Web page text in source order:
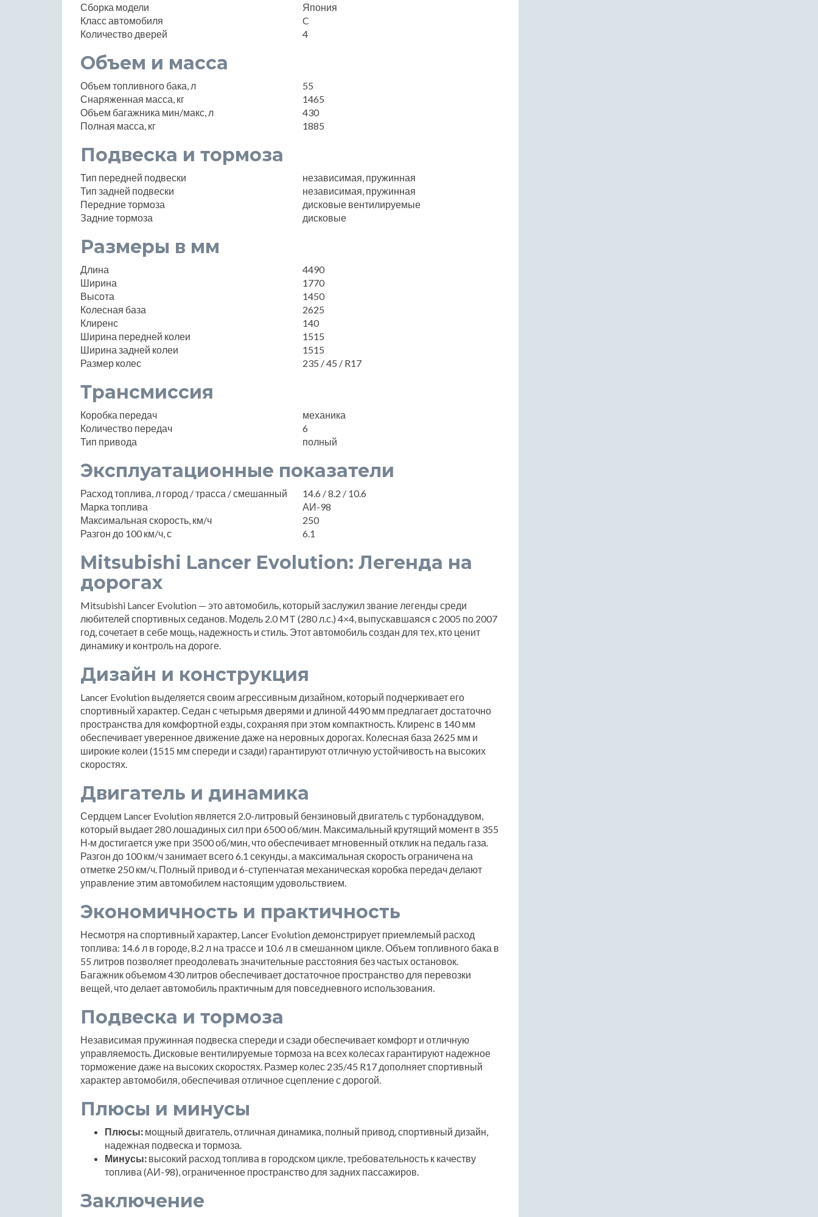
Сборка модели
Япония
Класс автомобиля
C
Количество дверей
4
Объем и масса
Объем топливного бака, л
55
Снаряженная масса, кг
1465
Объем багажника мин/макс, л
430
Полная масса, кг
1885
Подвеска и тормоза
Тип передней подвески
независимая, пружинная
Тип задней подвески
независимая, пружинная
Передние тормоза
дисковые вентилируемые
Задние тормоза
дисковые
Размеры в мм
Длина
4490
Ширина
1770
Высота
1450
Колесная база
2625
Клиренс
140
Ширина передней колеи
1515
Ширина задней колеи
1515
Размер колес
235 / 45 / R17
Трансмиссия
Коробка передач
механика
Количество передач
6
Тип привода
полный
Эксплуатационные показатели
Расход топлива, л город / трасса / смешанный
14.6 / 8.2 / 10.6
Марка топлива
АИ-98
Максимальная скорость, км/ч
250
Разгон до 100 км/ч, с
6.1
Mitsubishi Lancer Evolution: Легенда на
дорогах
Mitsubishi Lancer Evolution — это автомобиль, который заслужил звание легенды среди
любителей спортивных седанов. Модель 2.0 MT (280 л.с.) 4×4, выпускавшаяся с 2005 по 2007
год, сочетает в себе мощь, надежность и стиль. Этот автомобиль создан для тех, кто ценит
динамику и контроль на дороге.
Дизайн и конструкция
Lancer Evolution выделяется своим агрессивным дизайном, который подчеркивает его
спортивный характер. Седан с четырьмя дверями и длиной 4490 мм предлагает достаточно
пространства для комфортной езды, сохраняя при этом компактность. Клиренс в 140 мм
обеспечивает уверенное движение даже на неровных дорогах. Колесная база 2625 мм и
широкие колеи (1515 мм спереди и сзади) гарантируют отличную устойчивость на высоких
скоростях.
Двигатель и динамика
Сердцем Lancer Evolution является 2.0-литровый бензиновый двигатель с турбонаддувом,
который выдает 280 лошадиных сил при 6500 об/мин. Максимальный крутящий момент в 355
Н·м достигается уже при 3500 об/мин, что обеспечивает мгновенный отклик на педаль газа.
Разгон до 100 км/ч занимает всего 6.1 секунды, а максимальная скорость ограничена на
отметке 250 км/ч. Полный привод и 6-ступенчатая механическая коробка передач делают
управление этим автомобилем настоящим удовольствием.
Экономичность и практичность
Несмотря на спортивный характер, Lancer Evolution демонстрирует приемлемый расход
топлива: 14.6 л в городе, 8.2 л на трассе и 10.6 л в смешанном цикле. Объем топливного бака в
55 литров позволяет преодолевать значительные расстояния без частых остановок.
Багажник объемом 430 литров обеспечивает достаточное пространство для перевозки
вещей, что делает автомобиль практичным для повседневного использования.
Подвеска и тормоза
Независимая пружинная подвеска спереди и сзади обеспечивает комфорт и отличную
управляемость. Дисковые вентилируемые тормоза на всех колесах гарантируют надежное
торможение даже на высоких скоростях. Размер колес 235/45 R17 дополняет спортивный
характер автомобиля, обеспечивая отличное сцепление с дорогой.
Плюсы и минусы
Плюсы: мощный двигатель, отличная динамика, полный привод, спортивный дизайн,
надежная подвеска и тормоза.
Минусы: высокий расход топлива в городском цикле, требовательность к качеству
топлива (АИ-98), ограниченное пространство для задних пассажиров.
Заключение